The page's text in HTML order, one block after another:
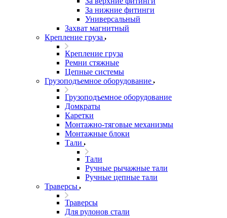
За нижние фитинги
Универсальный
Захват магнитный
Крепление груза
Крепление груза
Ремни стяжные
Цепные системы
Грузоподъемное оборудование
Грузоподъемное оборудование
Домкраты
Каретки
Монтажно-тяговые механизмы
Монтажные блоки
Тали
Тали
Ручные рычажные тали
Ручные цепные тали
Траверсы
Траверсы
Для рулонов стали